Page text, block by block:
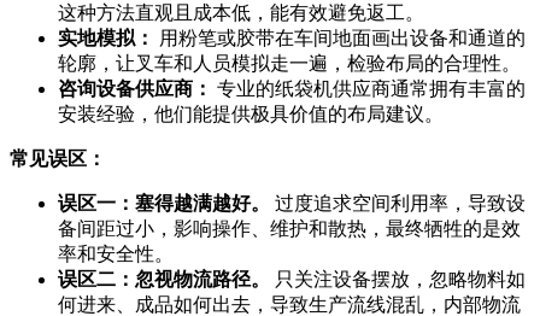
这种方法直观且成本低，能有效避免返工。
实地模拟：
用粉笔或胶带在车间地面画出设备和通道的
轮廓，让叉车和人员模拟走一遍，检验布局的合理性。
咨询设备供应商： 专业的纸袋机供应商通常拥有丰富的
安装经验，他们能提供极具价值的布局建议。
常见误区：
误区一：塞得越满越好。
过度追求空间利用率，导致设
备间距过小，影响操作、维护和散热，最终牺牲的是效
率和安全性。
误区二：忽视物流路径。
只关注设备摆放，忽略物料如
何进来、成品如何出去，导致生产流线混乱，内部物流